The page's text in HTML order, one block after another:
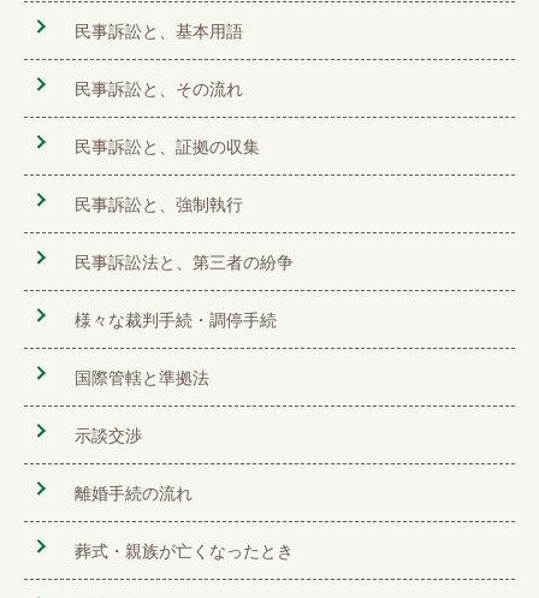
民事訴訟と、基本用語
民事訴訟と、その流れ
民事訴訟と、証拠の収集
民事訴訟と、強制執行
民事訴訟法と、第三者の紛争
様々な裁判手続・調停手続
国際管轄と準拠法
示談交渉
離婚手続の流れ
葬式・親族が亡くなったとき